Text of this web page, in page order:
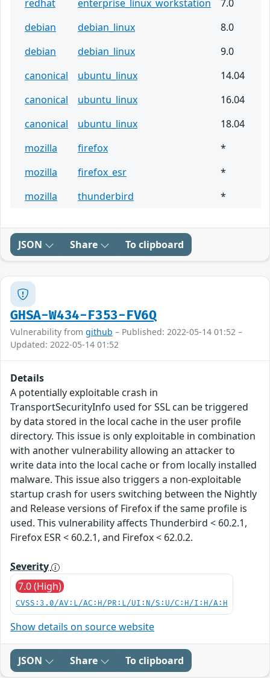
redhat
enterprise_linux_workstation
7.0
debian
debian_linux
8.0
debian
debian_linux
9.0
canonical
ubuntu_linux
14.04
canonical
ubuntu_linux
16.04
canonical
ubuntu_linux
18.04
mozilla
firefox
*
mozilla
firefox_esr
*
mozilla
thunderbird *
JSON Share To clipboard
GHSA-W434-F353-FV6Q
Vulnerability from github – Published: 2022-05-14 01:52 –
Updated: 2022-05-14 01:52
Details
A potentially exploitable crash in
TransportSecurityInfo used for SSL can be triggered
by data stored in the local cache in the user profile
directory. This issue is only exploitable in combination
with another vulnerability allowing an attacker to
write data into the local cache or from locally installed
malware. This issue also triggers a non-exploitable
startup crash for users switching between the Nightly
and Release versions of Firefox if the same profile is
used. This vulnerability affects Thunderbird < 60.2.1,
Firefox ESR < 60.2.1, and Firefox < 62.0.2.
Severity
7.0 (High)
CVSS:3.0/AV:L/AC:H/PR:L/UI:N/S:U/C:H/I:H/A:H
Show details on source website
JSON Share To clipboard